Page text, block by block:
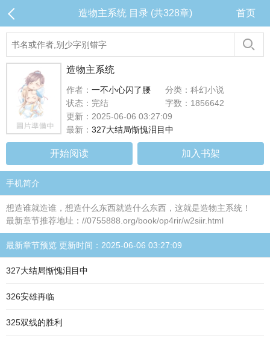
造物主系统 目录 (共328章) 首页
造物主系统
作者： 一不小心闪了腰
分类：科幻小说
状态：完结
字数：1856642
更新：2025-06-06 03:27:09
最新： 327大结局惭愧泪目中
开始阅读 加入书架
手机简介
想造谁就造谁，想造什么东西就造什么东西，这就是造物主系统！
最新章节推荐地址：//0755888.org/book/op4rir/w2siir.html
最新章节预览 更新时间：2025-06-06 03:27:09
327大结局惭愧泪目中
326安雄再临
325双线的胜利